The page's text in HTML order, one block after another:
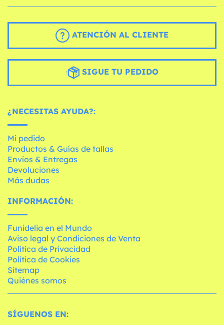
ATENCIÓN AL CLIENTE
SIGUE TU PEDIDO
¿NECESITAS AYUDA?:
Mi pedido
Productos & Guías de tallas
Envíos & Entregas
Devoluciones
Más dudas
INFORMACIÓN:
Funidelia en el Mundo
Aviso legal y Condiciones de Venta
Política de Privacidad
Política de Cookies
Sitemap
Quiénes somos
SÍGUENOS EN: